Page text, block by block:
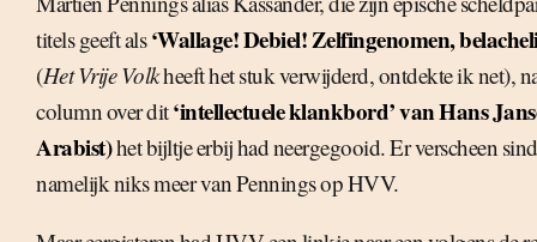
titels geeft als‘Wallage! Debiel! Zelfingenomen,
(Het Vrije Volkheeft het stuk verwijderd, ontdekte ik net),
column over dit‘intellectuele klankbord’ van Hans
Arabist)het bijltje erbij had neergegooid. Er verscheen
namelijk niks meer van Pennings op HVV.